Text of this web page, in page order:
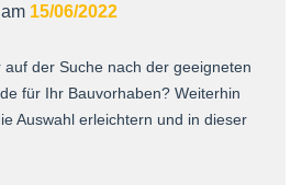
am 15/06/2022
der Suche nach der geeigneten
für Ihr Bauvorhaben? Weiterhin
Auswahl erleichtern und in dieser